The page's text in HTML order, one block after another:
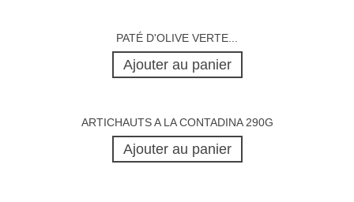
PATÉ D'OLIVE VERTE...
Ajouter au panier
ARTICHAUTS A LA CONTADINA 290G
Ajouter au panier